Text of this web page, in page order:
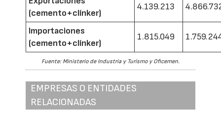
(cemento+clínker)
4.139.213
Importaciones
(cemento+clínker)
1.815.049
Fuente: Ministerio de Industria y Turismo y Oficemen.
EMPRESAS O ENTIDADES
RELACIONADAS